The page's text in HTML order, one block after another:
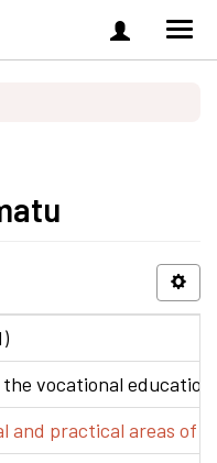
Zaloguj
się
vocational
and practical areas of